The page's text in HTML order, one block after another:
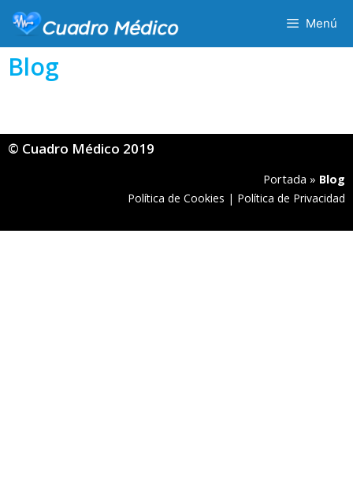
Menú
Blog
© Cuadro Médico 2019
Portada » Blog
Política de Cookies | Política de Privacidad